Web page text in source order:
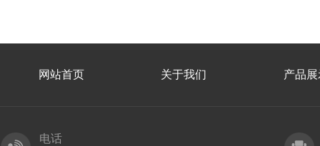
网站首页 关于我们 产品展
电话